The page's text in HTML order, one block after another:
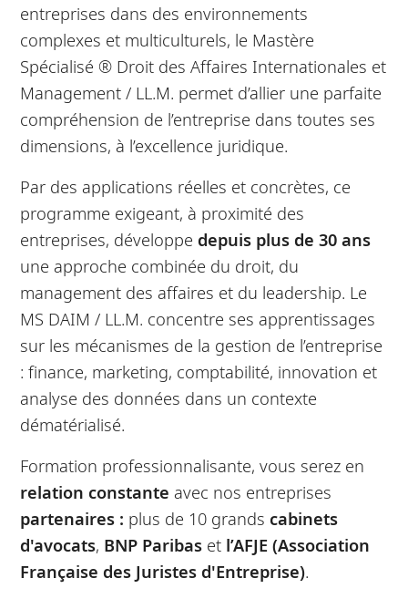
entreprises dans des environnements
complexes et multiculturels, le Mastère
Spécialisé ® Droit des Affaires Internationales et
Management / LL.M. permet d’allier une parfaite
compréhension de l’entreprise dans toutes ses
dimensions, à l’excellence juridique.
Par des applications réelles et concrètes, ce
programme exigeant, à proximité des
entreprises, développe depuis plus de 30 ans
une approche combinée du droit, du
management des affaires et du leadership. Le
MS DAIM / LL.M. concentre ses apprentissages
sur les mécanismes de la gestion de l’entreprise
: finance, marketing, comptabilité, innovation et
analyse des données dans un contexte
dématérialisé.
Formation professionnalisante, vous serez en
relation constante avec nos entreprises
partenaires : plus de 10 grands cabinets
d'avocats, BNP Paribas et l’AFJE (Association
Française des Juristes d'Entreprise).